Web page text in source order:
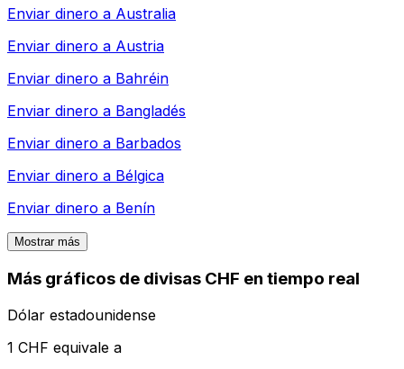
Enviar dinero a Australia
Enviar dinero a Austria
Enviar dinero a Bahréin
Enviar dinero a Bangladés
Enviar dinero a Barbados
Enviar dinero a Bélgica
Enviar dinero a Benín
Mostrar más
Más gráficos de divisas CHF en tiempo real
Dólar estadounidense
1 CHF equivale a